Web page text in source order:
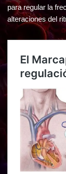
para regular la
alteraciones del